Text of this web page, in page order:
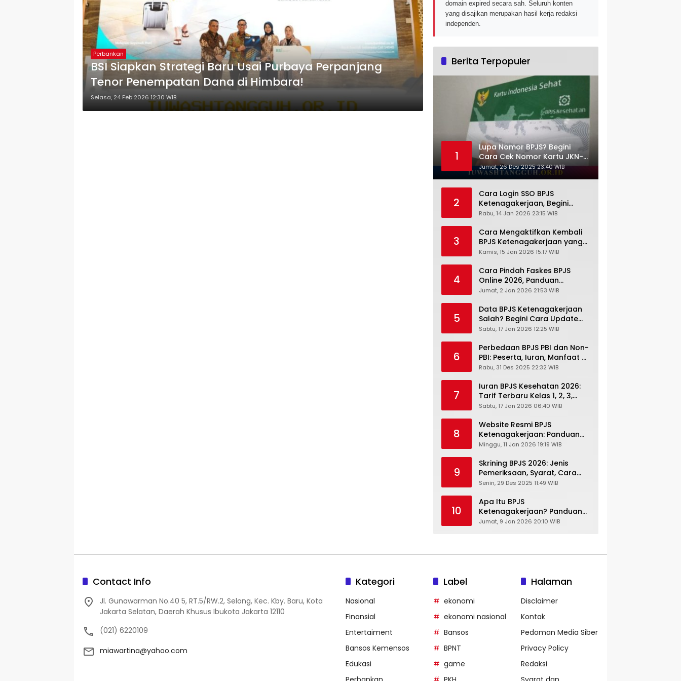
Perbankan
BSI Siapkan Strategi Baru Usai Purbaya Perpanjang
Tenor Penempatan Dana di Himbara!
Selasa, 24 Feb 2026 12:30 WIB
domain expired secara sah. Seluruh konten
yang disajikan merupakan hasil kerja redaksi
independen.
Berita Terpopuler
1
Lupa Nomor BPJS? Begini
Cara Cek Nomor Kartu JKN-
KIS dengan NIK KTP
Jumat, 26 Des 2025 23:40 WIB
2
Cara Login SSO BPJS
Ketenagakerjaan, Begini
Tutorial Lengkap dan
Rabu, 14 Jan 2026 23:15 WIB
3
Cara Mengaktifkan Kembali
BPJS Ketenagakerjaan yang
Nonaktif, Begini Panduan
Kamis, 15 Jan 2026 15:17 WIB
4
Cara Pindah Faskes BPJS
Online 2026, Panduan
Lengkap via Mobile JKN,
Cabang
Jumat, 2 Jan 2026 21:53 WIB
5
Data BPJS Ketenagakerjaan
Salah? Begini Cara Update
Rekening, Alamat, HP di JMO
Sabtu, 17 Jan 2026 12:25 WIB
6
Perbedaan BPJS PBI dan Non-
PBI: Peserta, Iuran, Manfaat &
Masa Berlaku Terbaru 2026
Rabu, 31 Des 2025 22:32 WIB
7
Iuran BPJS Kesehatan 2026:
Tarif Terbaru Kelas 1, 2, 3,
Cara Bayar, Denda &
JKN-KIS
Sabtu, 17 Jan 2026 06:40 WIB
8
Website Resmi BPJS
Ketenagakerjaan: Panduan
Lengkap Akses dan Fitur
Minggu, 11 Jan 2026 19:19 WIB
9
Skrining BPJS 2026: Jenis
Pemeriksaan, Syarat, Cara
Daftar & Cek Riwayat
Senin, 29 Des 2025 11:49 WIB
10
Apa Itu BPJS
Ketenagakerjaan? Panduan
Lengkap untuk Pekerja dan
Jumat, 9 Jan 2026 20:10 WIB
Contact Info
Jl. Gunawarman No.40 5, RT.5/RW.2, Selong, Kec. Kby. Baru, Kota
Jakarta Selatan, Daerah Khusus Ibukota Jakarta 12110
(021) 6220109
miawartina@yahoo.com
Kategori
Nasional
Finansial
Entertaiment
Bansos Kemensos
Edukasi
Label
ekonomi
ekonomi nasional
Bansos
BPNT
game
Halaman
Disclaimer
Kontak
Pedoman Media Siber
Privacy Policy
Redaksi